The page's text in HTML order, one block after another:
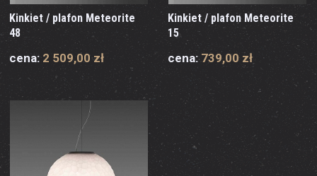
Kinkiet / plafon Meteorite
48
cena: 2 509,00 zł
Kinkiet / plafon Meteorite
15
cena: 739,00 zł